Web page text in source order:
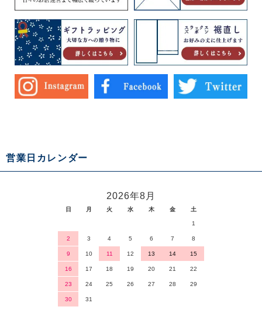
営業日カレンダー
2026年8月
日 月 火 水 木 金 土
1
2 3 4 5 6 7 8
9 10 11 12 13 14 15
16 17 18 19 20 21 22
23 24 25 26 27 28 29
30 31